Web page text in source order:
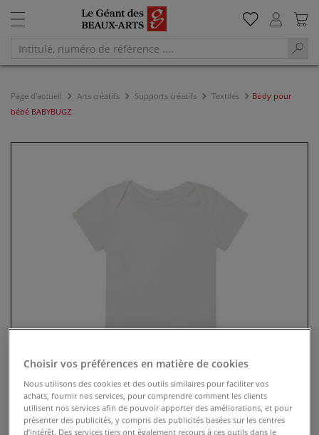
Page d'accueil Arts créatifs Supports créatifs Textiles
Body pour
bébé BABYBUGZ
Choisir vos préférences en matière de cookies
Nous utilisons des cookies et des outils similaires pour faciliter vos
achats, fournir nos services, pour comprendre comment les clients
utilisent nos services afin de pouvoir apporter des améliorations, et pour
présenter des publicités, y compris des publicités basées sur les centres
d’intérêt. Des services tiers ont également recours à ces outils dans le